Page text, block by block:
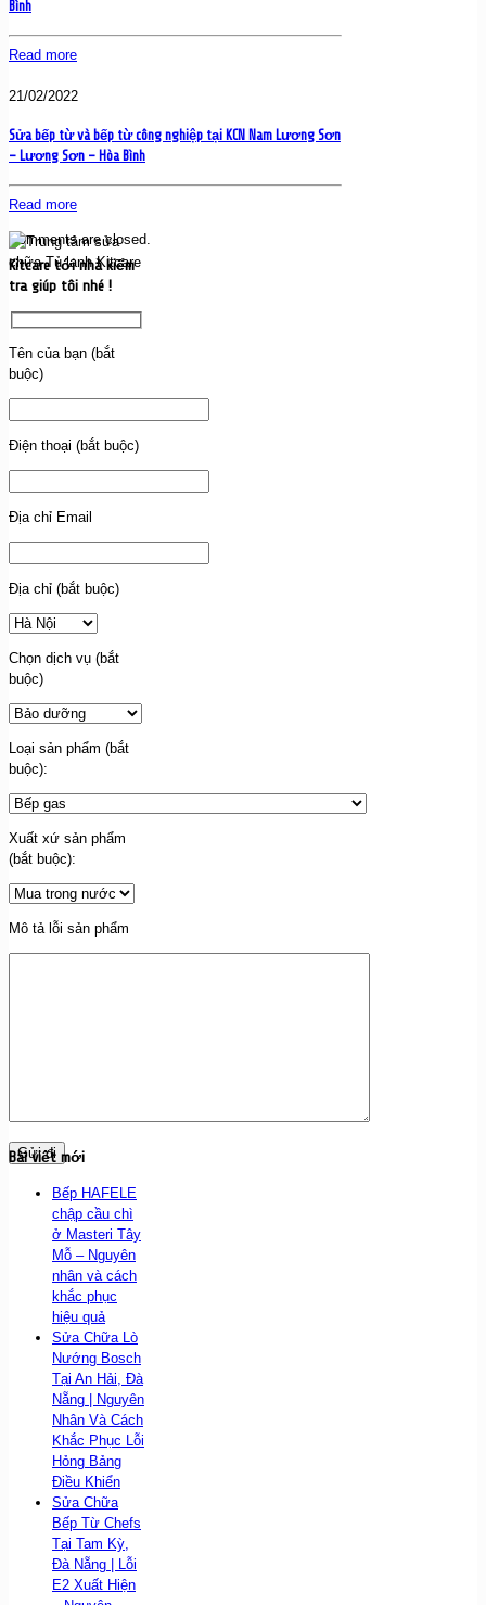
Bình
Read more
21/02/2022
Sửa bếp từ và bếp từ công nghiệp tại KCN Nam Lương Sơn
– Lương Sơn – Hòa Bình
Read more
Comments are closed.
Kitcare tới nhà kiểm
tra giúp tôi nhé !
Tên của bạn (bắt
buộc)
Điện thoại (bắt buộc)
Địa chỉ Email
Địa chỉ (bắt buộc)
Chọn dịch vụ (bắt
buộc)
Loại sản phẩm (bắt
buộc):
Xuất xứ sản phẩm
(bắt buộc):
Mô tả lỗi sản phẩm
Bài viết mới
Bếp HAFELE
chập cầu chì
ở Masteri Tây
Mỗ – Nguyên
nhân và cách
khắc phục
hiệu quả
Sửa Chữa Lò
Nướng Bosch
Tại An Hải, Đà
Nẵng | Nguyên
Nhân Và Cách
Khắc Phục Lỗi
Hỏng Bảng
Điều Khiển
Sửa Chữa
Bếp Từ Chefs
Tại Tam Kỳ,
Đà Nẵng | Lỗi
E2 Xuất Hiện